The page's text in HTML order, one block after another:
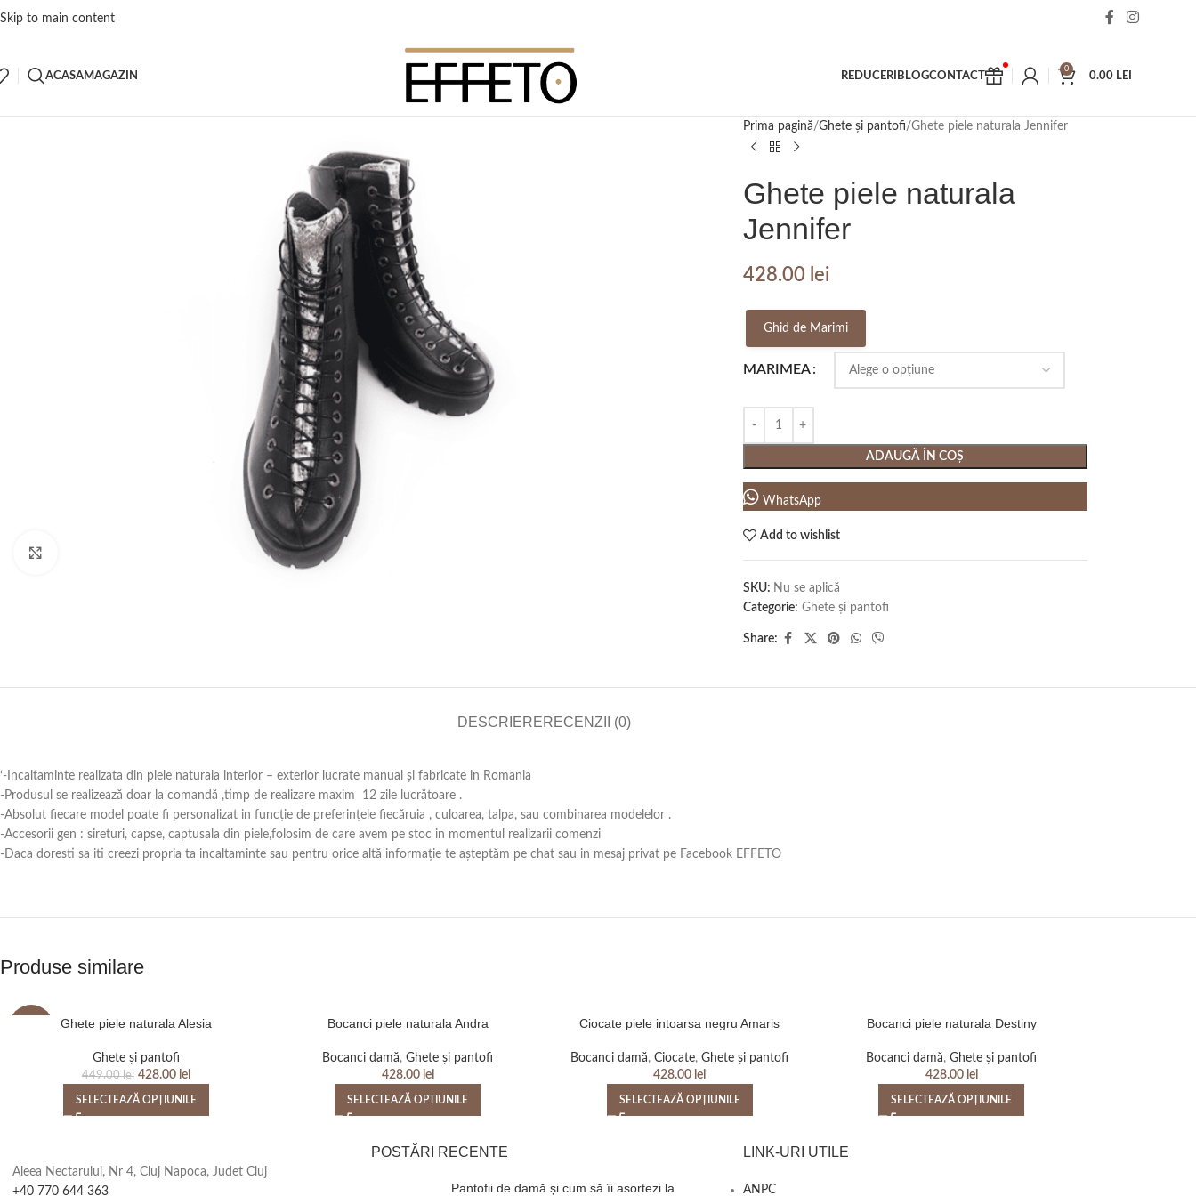
Skip to main content
ACASAMAGAZIN REDUCERI BLOGCONTACT
0
0.00 LEI
Prima pagină Ghete și pantofi Ghete piele naturala Jennifer
Ghete piele naturala
Jennifer
428.00 lei
Ghid de Marimi
MARIMEA
ADAUGĂ ÎN COȘ
WhatsApp
Add to wishlist
SKU: Nu se aplică
Categorie: Ghete și pantofi
Share:
DESCRIERERECENZII (0)
‘-Incaltaminte realizata din piele naturala interior – exterior lucrate manual și fabricate in Romania
-Produsul se realizează doar la comandă ,timp de realizare maxim 12 zile lucrătoare .
-Absolut fiecare model poate fi personalizat in funcție de preferințele fiecăruia , culoarea, talpa, sau combinarea modelelor .
-Accesorii gen : sireturi, capse, captusala din piele,folosim de care avem pe stoc in momentul realizarii comenzi
-Daca doresti sa iti creezi propria ta incaltaminte sau pentru orice altă informație te așteptăm pe chat sau in mesaj privat pe Facebook EFFETO
Produse similare
Ghete piele naturala Alesia
Ghete și pantofi
449.00lei 428.00 lei
SELECTEAZĂ OPȚIUNILE
Bocanci piele naturala Andra
Bocanci damă,Ghete și pantofi
428.00 lei
SELECTEAZĂ OPȚIUNILE
Ciocate piele intoarsa negru Amaris
Bocanci damă,Ciocate,Ghete și pantofi
428.00 lei
SELECTEAZĂ OPȚIUNILE
Bocanci piele naturala Destiny
Bocanci damă,Ghete și pantofi
428.00 lei
SELECTEAZĂ OPȚIUNILE
Aleea Nectarului, Nr 4, Cluj Napoca, Judet Cluj
+40 770 644 363
POSTĂRI RECENTE
Pantofii de damă și cum să îi asortezi la
LINK-URI UTILE
ANPC